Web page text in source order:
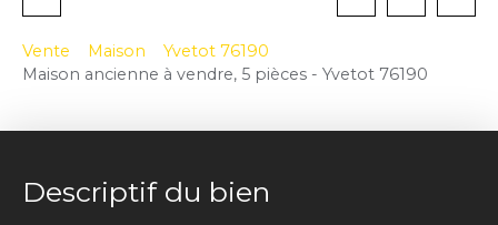
Vente Maison
Yvetot 76190
Maison ancienne à vendre, 5 pièces - Yvetot 76190
Descriptif du bien